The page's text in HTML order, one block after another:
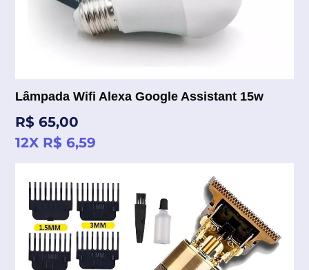
Lâmpada Wifi Alexa Google Assistant 15w
Preço
normal
R$ 65,00
12X R$ 6,59